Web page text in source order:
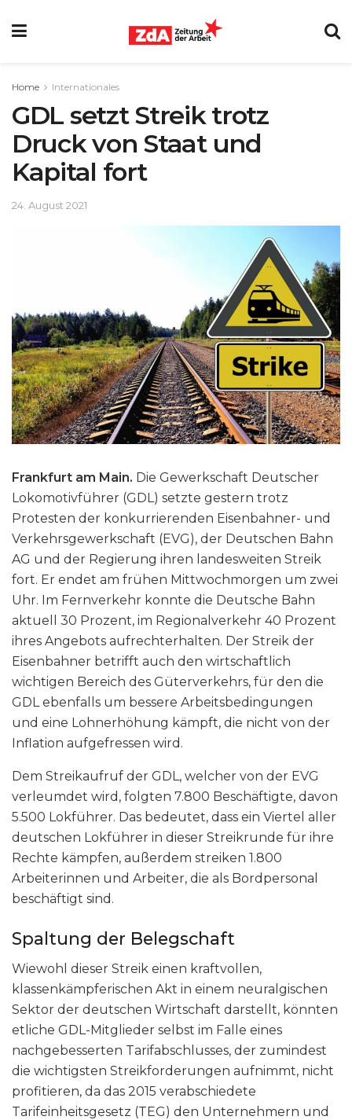
Home Internationales
GDL setzt Streik trotz
Druck von Staat und
Kapital fort
24. August 2021
Frankfurt am Main. Die Gewerkschaft Deutscher
Lokomotivführer (GDL) setzte gestern trotz
Protesten der konkurrierenden Eisenbahner- und
Verkehrsgewerkschaft (EVG), der Deutschen Bahn
AG und der Regierung ihren landesweiten Streik
fort. Er endet am frühen Mittwochmorgen um zwei
Uhr. Im Fernverkehr konnte die Deutsche Bahn
aktuell 30 Prozent, im Regionalverkehr 40 Prozent
ihres Angebots aufrechterhalten. Der Streik der
Eisenbahner betrifft auch den wirtschaftlich
wichtigen Bereich des Güterverkehrs, für den die
GDL ebenfalls um bessere Arbeitsbedingungen
und eine Lohnerhöhung kämpft, die nicht von der
Inflation aufgefressen wird.
Dem Streikaufruf der GDL, welcher von der EVG
verleumdet wird, folgten 7.800 Beschäftigte, davon
5.500 Lokführer. Das bedeutet, dass ein Viertel aller
deutschen Lokführer in dieser Streikrunde für ihre
Rechte kämpfen, außerdem streiken 1.800
Arbeiterinnen und Arbeiter, die als Bordpersonal
beschäftigt sind.
Spaltung der Belegschaft
Wiewohl dieser Streik einen kraftvollen,
klassenkämpferischen Akt in einem neuralgischen
Sektor der deutschen Wirtschaft darstellt, könnten
etliche GDL-Mitglieder selbst im Falle eines
nachgebesserten Tarifabschlusses, der zumindest
die wichtigsten Streikforderungen aufnimmt, nicht
profitieren, da das 2015 verabschiedete
Tarifeinheitsgesetz (TEG) den Unternehmern und